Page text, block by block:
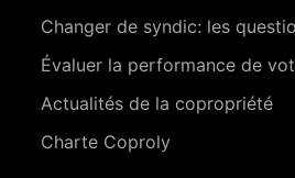
Changer de syndic: les
Évaluer la performance de
Actualités de la copropriété
Charte Coproly